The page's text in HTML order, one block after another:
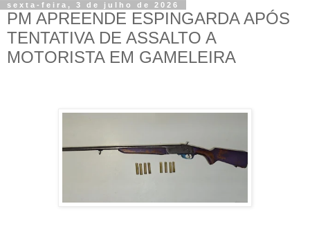
sexta-feira, 3 de julho de 2026
PM APREENDE ESPINGARDA APÓS
TENTATIVA DE ASSALTO A
MOTORISTA EM GAMELEIRA